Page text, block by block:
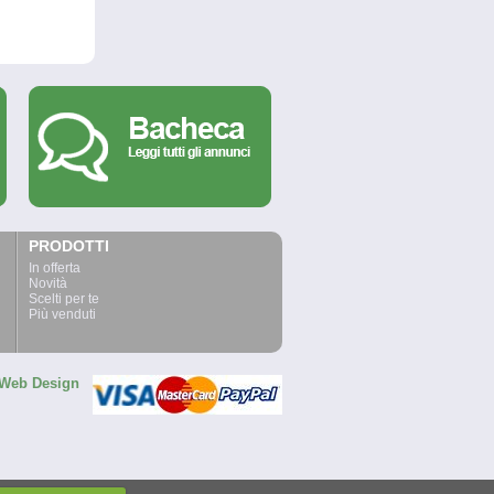
PRODOTTI
In offerta
Novità
Scelti per te
Più venduti
Design